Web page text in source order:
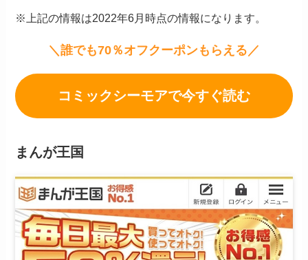
※上記の情報は2022年6月時点の情報になります。
＼誰でも70％オフクーポンもらえる／
コミックシーモアで今すぐ読む
まんが王国